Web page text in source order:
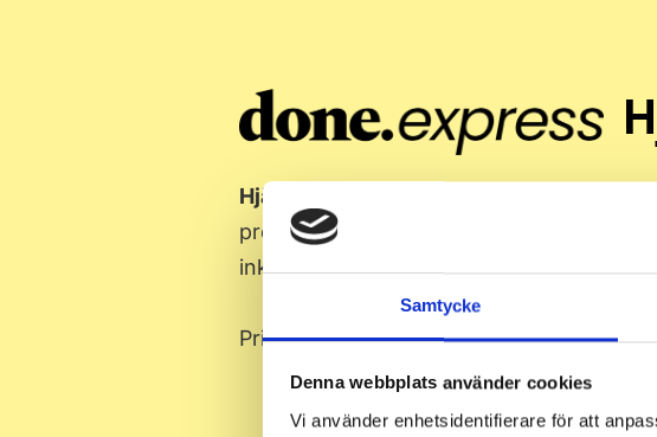
Samtycke
Denna webbplats använder cookies
Vi använder enhetsidentifierare för att
Hjälp inom 48h ⚡
problem inom El och VVS arbeten inom
inkl nytt uttag,byta badrumsblandare,
Pris:2 495kr efter ROT-avdrag. Ingår